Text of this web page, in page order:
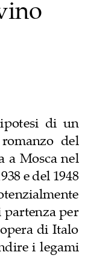
di  un
del
a Mosca nel
e del 1948
partenza per
di Italo
i legami